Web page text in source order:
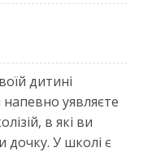
дитині
уявляєте
в які ви
дочку. У школі є